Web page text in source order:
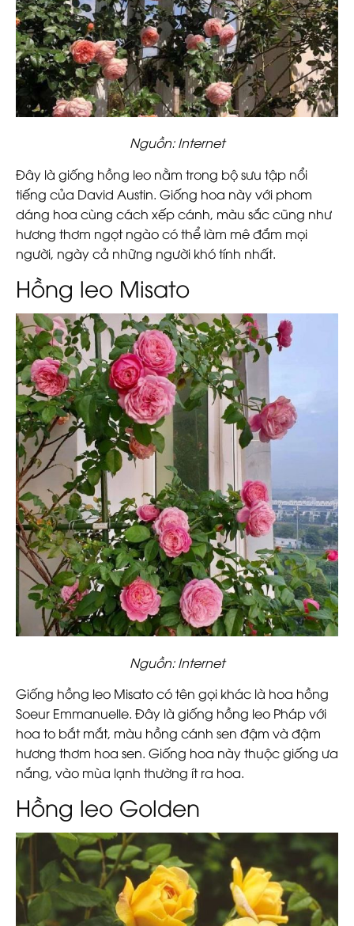
Nguồn: Internet
Đây là giống hồng leo nằm trong bộ sưu tập nổi
tiếng của David Austin. Giống hoa này với phom
dáng hoa cùng cách xếp cánh, màu sắc cũng như
hương thơm ngọt ngào có thể làm mê đắm mọi
người, ngày cả những người khó tính nhất.
Hồng leo Misato
Nguồn: Internet
Giống hồng leo Misato có tên gọi khác là hoa hồng
Soeur Emmanuelle. Đây là giống hồng leo Pháp với
hoa to bắt mắt, màu hồng cánh sen đậm và đậm
hương thơm hoa sen. Giống hoa này thuộc giống ưa
nắng, vào mùa lạnh thường ít ra hoa.
Hồng leo Golden